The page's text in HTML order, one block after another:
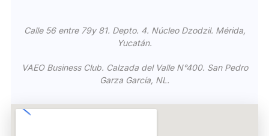
Calle 56 entre 79y 81. Depto. 4. Núcleo Dzodzil. Mérida,
Yucatán.
VAEO Business Club. Calzada del Valle N°400. San Pedro
Garza García, NL.